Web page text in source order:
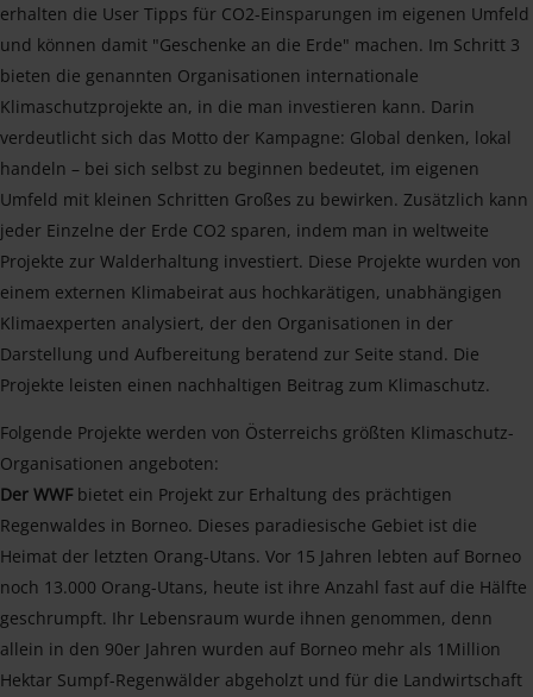
erhalten die User Tipps für CO2-Einsparungen im eigenen Umfeld
und können damit "Geschenke an die Erde" machen. Im Schritt 3
bieten die genannten Organisationen internationale
Klimaschutzprojekte an, in die man investieren kann. Darin
verdeutlicht sich das Motto der Kampagne: Global denken, lokal
handeln – bei sich selbst zu beginnen bedeutet, im eigenen
Umfeld mit kleinen Schritten Großes zu bewirken. Zusätzlich kann
jeder Einzelne der Erde CO2 sparen, indem man in weltweite
Projekte zur Walderhaltung investiert. Diese Projekte wurden von
einem externen Klimabeirat aus hochkarätigen, unabhängigen
Klimaexperten analysiert, der den Organisationen in der
Darstellung und Aufbereitung beratend zur Seite stand. Die
Projekte leisten einen nachhaltigen Beitrag zum Klimaschutz.
Folgende Projekte werden von Österreichs größten Klimaschutz-
Organisationen angeboten:
Der WWFbietet ein Projekt zur Erhaltung des prächtigen
Regenwaldes in Borneo. Dieses paradiesische Gebiet ist die
Heimat der letzten Orang-Utans. Vor 15 Jahren lebten auf Borneo
noch 13.000 Orang-Utans, heute ist ihre Anzahl fast auf die Hälfte
geschrumpft. Ihr Lebensraum wurde ihnen genommen, denn
allein in den 90er Jahren wurden auf Borneo mehr als 1Million
Hektar Sumpf-Regenwälder abgeholzt und für die Landwirtschaft